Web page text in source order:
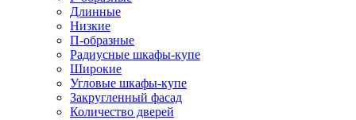
Длинные
Низкие
П-образные
Радиусные шкафы-купе
Широкие
Угловые шкафы-купе
Закругленный фасад
Количество дверей